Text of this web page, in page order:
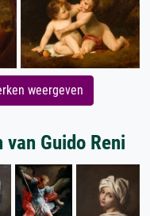
weergeven
Guido Reni